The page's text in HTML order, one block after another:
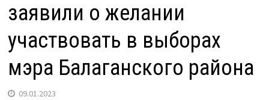
заявили о желании
участвовать в выборах
мэра Балаганского района
09.01.2023